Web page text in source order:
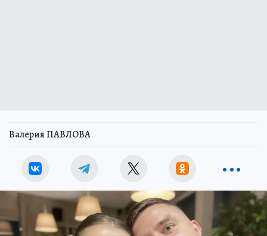
Валерия ПАВЛОВА